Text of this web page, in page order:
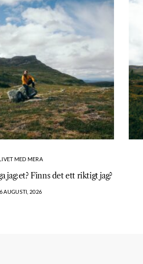
MED MERA
jag:et? Finns det ett riktigt jag?
6 AUGUSTI, 2026